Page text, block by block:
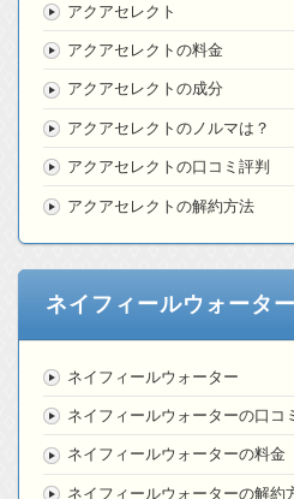
アクアセレクト
アクアセレクトの料金
アクアセレクトの成分
アクアセレクトのノルマは？
アクアセレクトの口コミ評判
アクアセレクトの解約方法
ネイフィールウォータ
ネイフィールウォーター
ネイフィールウォーターの口コ
ネイフィールウォーターの料金
ネイフィールウォーターの解約